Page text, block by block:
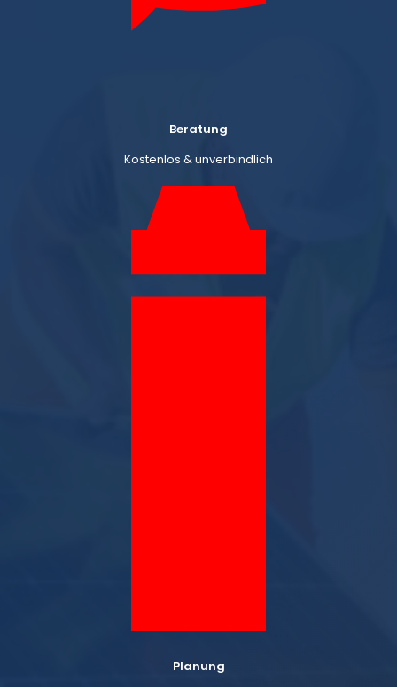
Beratung
Kostenlos & unverbindlich
Planung